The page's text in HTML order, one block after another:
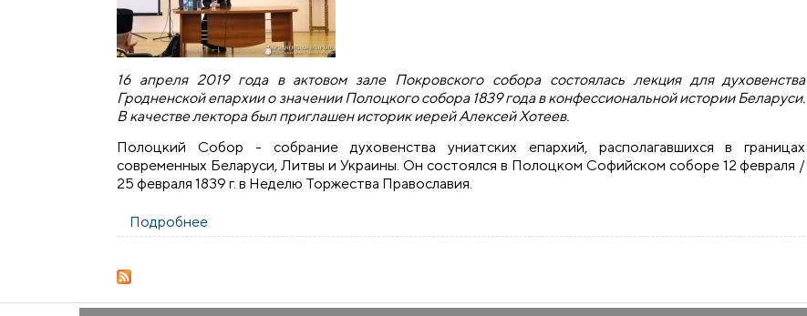
16 апреля 2019 года в актовом зале Покровского собора состоялась лекция для духовенства
Гродненской епархии о значении Полоцкого собора 1839 года в конфессиональной истории Беларуси.
В качестве лектора был приглашен историк иерей Алексей Хотеев.
Полоцкий Собор - собрание духовенства униатских епархий, располагавшихся в границах
современных Беларуси, Литвы и Украины. Он состоялся в Полоцком Софийском соборе 12 февраля /
25 февраля 1839 г. в Неделю Торжества Православия.
Подробнее